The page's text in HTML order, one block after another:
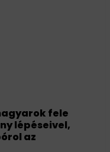
fele
lépéseivel,
az